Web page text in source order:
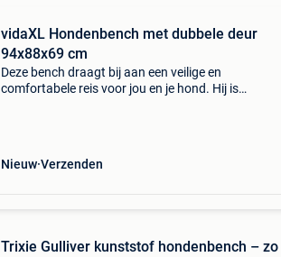
vidaXL Hondenbench met dubbele deur
94x88x69 cm
Deze bench draagt bij aan een veilige en
comfortabele reis voor jou en je hond. Hij is
Nieuw Verzenden
Trixie Gulliver kunststof hondenbench – zo